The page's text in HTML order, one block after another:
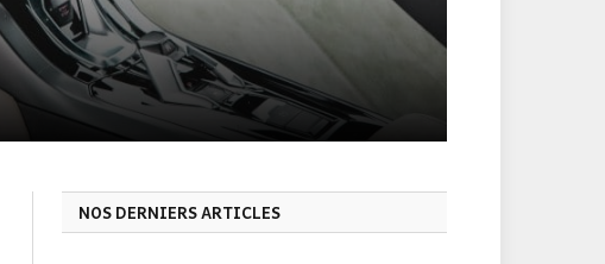
NOS DERNIERS ARTICLES